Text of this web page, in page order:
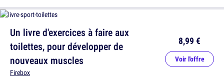
Un livre d'exercices à faire aux
toilettes, pour développer de
nouveaux muscles
Firebox
8,99 €
Voir l'offre